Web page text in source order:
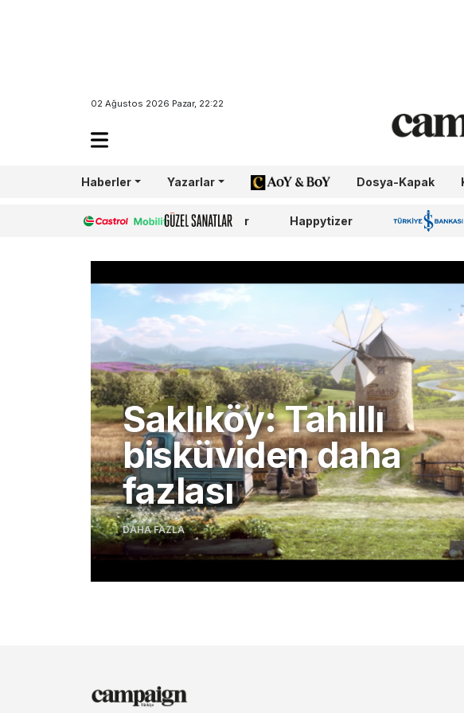
02 Ağustos 2026 Pazar, 22:22
Haberler Yazarlar AoY/BoY Dosya-Kapak
Castrol Güzel Sanatlar Happytizer İş Bankası 100.Yıl
Saklıköy: Tahıllı
bisküviden daha
fazlası
DAHA FAZLA